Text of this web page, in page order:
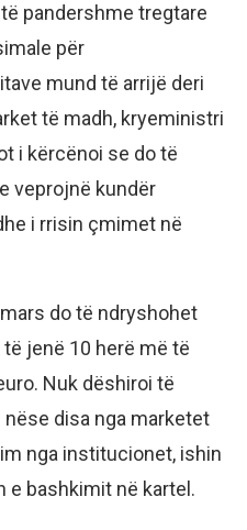
pandershme tregtare
për
mund të arrijë deri
të madh, kryeministri
i kërcënoi se do të
veprojnë kundër
i rrisin çmimet në
do të ndryshohet
jenë 10 herë më të
Nuk dëshiroi të
disa nga marketet
nga institucionet, ishin
e bashkimit në kartel.